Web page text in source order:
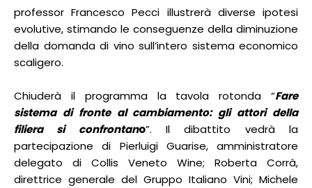
professor Francesco Pecci illustrerà diverse ipotesi
evolutive, stimando le conseguenze della diminuzione
della domanda di vino sull’intero sistema economico
scaligero.
Chiuderà il programma la tavola rotonda “Fare
sistema di fronte al cambiamento: gli attori della
filiera si confrontano”. Il dibattito vedrà la
partecipazione di Pierluigi Guarise, amministratore
delegato di Collis Veneto Wine; Roberta Corrà,
direttrice generale del Gruppo Italiano Vini; Michele